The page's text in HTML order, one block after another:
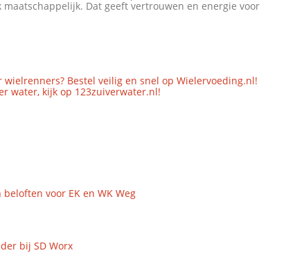
Dat geeft vertrouwen en energie voor
Bestel veilig en snel op Wielervoeding.nl!
water, kijk op 123zuiverwater.nl!
voor EK en WK Weg
bij SD Worx